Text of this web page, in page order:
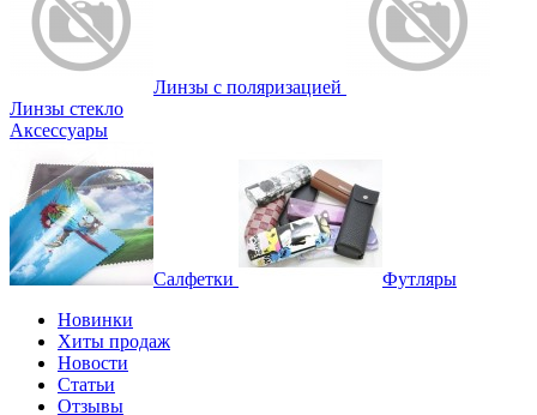
Линзы с поляризацией
Линзы стекло
Аксессуары
Салфетки
Футляры
Новинки
Хиты продаж
Новости
Статьи
Отзывы